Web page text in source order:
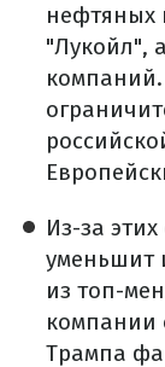
нефтяных
"Лукойл",
Из-за
уменьшит
из топ-
компании
Трампа